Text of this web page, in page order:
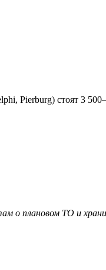
Pierburg) стоят 3
плановом ТО и